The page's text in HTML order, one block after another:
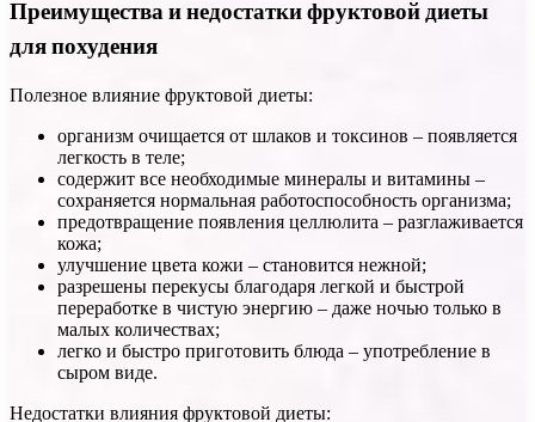
Преимущества и недостатки фруктовой диеты
для похудения
Полезное влияние фруктовой диеты:
организм очищается от шлаков и токсинов – появляется
легкость в теле;
содержит все необходимые минералы и витамины –
сохраняется нормальная работоспособность организма;
предотвращение появления целлюлита – разглаживается
кожа;
улучшение цвета кожи – становится нежной;
разрешены перекусы благодаря легкой и быстрой
переработке в чистую энергию – даже ночью только в
малых количествах;
легко и быстро приготовить блюда – употребление в
сыром виде.
Недостатки влияния фруктовой диеты: